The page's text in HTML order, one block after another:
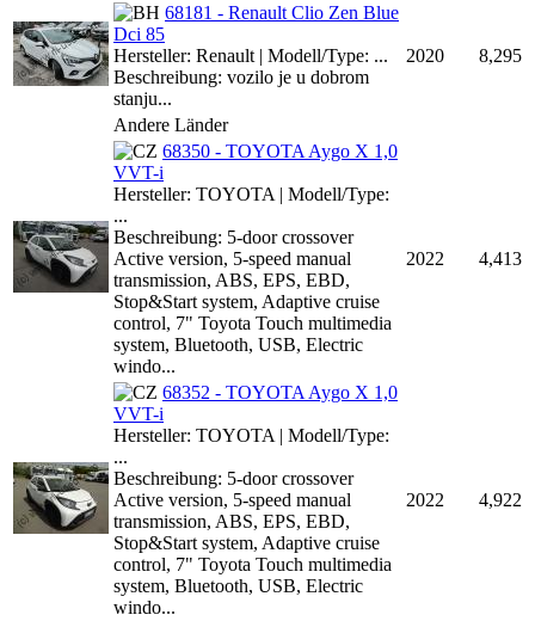
68181 - Renault Clio Zen Blue
Dci 85
Hersteller: Renault | Modell/Type: ...
Beschreibung: vozilo je u dobrom
stanju...
2020 8,295
Andere Länder
68350 - TOYOTA Aygo X 1,0
VVT-i
Hersteller: TOYOTA | Modell/Type:
...
Beschreibung: 5-door crossover
Active version, 5-speed manual
transmission, ABS, EPS, EBD,
Stop&Start system, Adaptive cruise
control, 7" Toyota Touch multimedia
system, Bluetooth, USB, Electric
windo...
2022 4,413
68352 - TOYOTA Aygo X 1,0
VVT-i
Hersteller: TOYOTA | Modell/Type:
...
Beschreibung: 5-door crossover
Active version, 5-speed manual
transmission, ABS, EPS, EBD,
Stop&Start system, Adaptive cruise
control, 7" Toyota Touch multimedia
system, Bluetooth, USB, Electric
windo...
2022 4,922